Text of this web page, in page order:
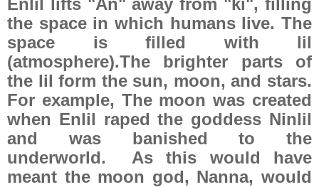
the space in which humans live. The
space is filled with lil
(atmosphere).The brighter parts of
the lil form the sun, moon, and stars.
For example, The moon was created
when Enlil raped the goddess Ninlil
and was banished to the
underworld.
As this would have
meant the moon god, Nanna, would